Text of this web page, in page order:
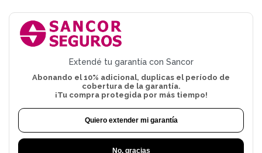
Extendé tu garantía con Sancor
Abonando el 10% adicional, duplicas el período de
cobertura de la garantía.
¡Tu compra protegida por más tiempo!
Quiero extender mi garantía
No, gracias